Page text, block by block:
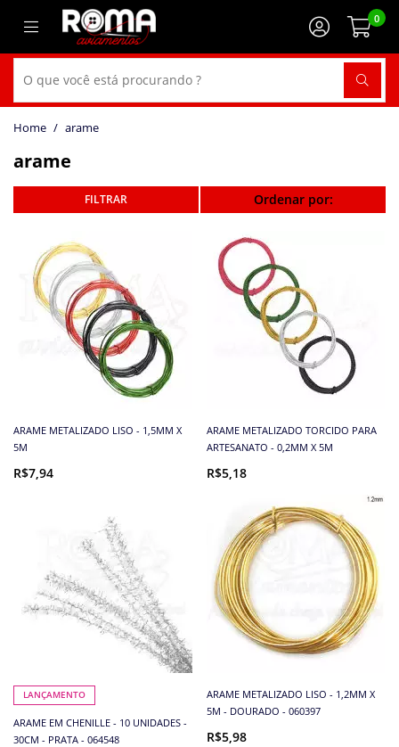
0
arame
arame
Ordenar por:
ARAME METALIZADO LISO - 1,5MM X
5M
R$7,94
ARAME METALIZADO TORCIDO PARA
ARTESANATO - 0,2MM X 5M
R$5,18
LANÇAMENTO
ARAME EM CHENILLE - 10 UNIDADES -
30CM - PRATA - 064548
ARAME METALIZADO LISO - 1,2MM X
5M - DOURADO - 060397
R$5,98